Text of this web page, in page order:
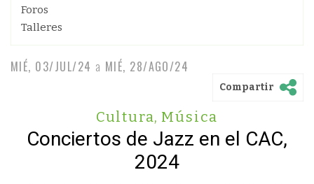
Foros
Talleres
MIÉ, 03/JUL/24 a MIÉ, 28/AGO/24
Compartir
Cultura, Música
Conciertos de Jazz en el CAC,
2024